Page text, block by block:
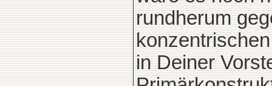
rundherum
in Deiner